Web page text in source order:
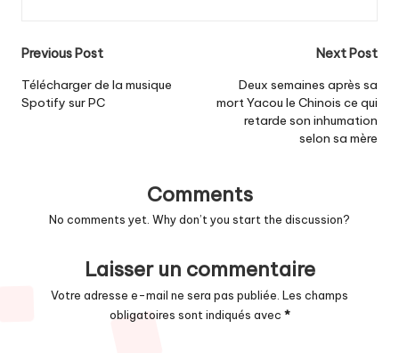
Post
navigation
Previous Post
Télécharger de la musique
Spotify sur PC
Next Post
Deux semaines après sa
mort Yacou le Chinois ce qui
retarde son inhumation
selon sa mère
Comments
No comments yet. Why don’t you start the discussion?
Laisser un commentaire
Votre adresse e-mail ne sera pas publiée. Les champs
obligatoires sont indiqués avec *